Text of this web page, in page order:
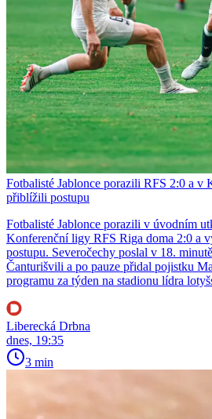
Fotbalisté Jablonce porazili RFS 2:0 a v
přiblížili postupu
Fotbalisté Jablonce porazili v úvodním
Konferenční ligy RFS Riga doma 2:0 a
postupu. Severočechy poslal v 18.
Čanturišvili a po pauze přidal pojistku
programu za týden na stadionu lídra
Liberecká Drbna
dnes, 19:35
3 min